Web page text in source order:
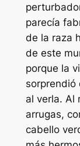
parecía
de la raza
de este
porque la
sorprendió
al verla. Al
arrugas,
cabello